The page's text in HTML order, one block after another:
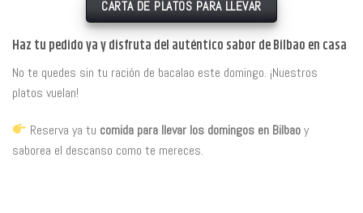
CARTA DE PLATOS PARA LLEVAR
Haz tu pedido ya y disfruta del auténtico sabor de Bilbao en casa
No te quedes sin tu ración de bacalao este domingo. ¡Nuestros
platos vuelan!
Reserva ya tu comida para llevar los domingos en Bilbaoy
saborea el descanso como te mereces.